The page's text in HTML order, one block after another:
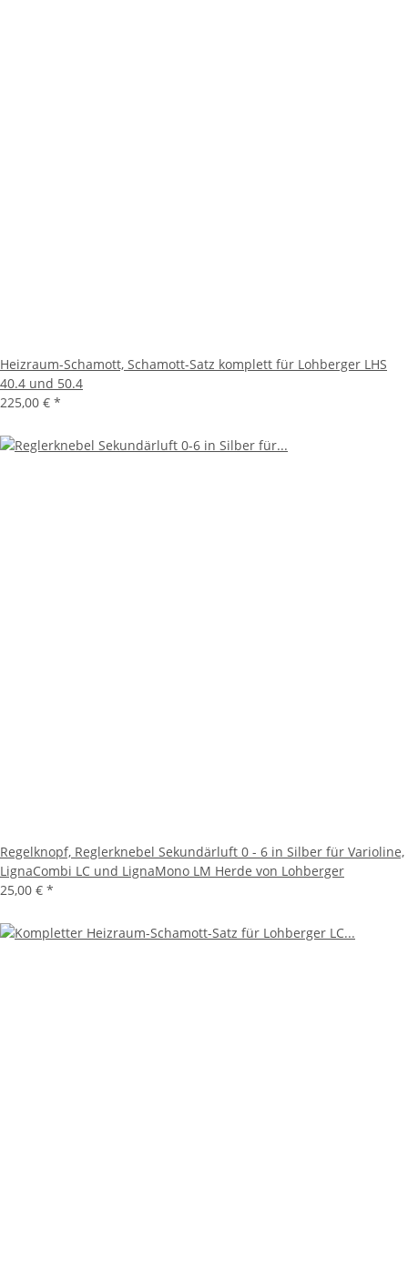
Heizraum-Schamott, Schamott-Satz komplett für Lohberger LHS
40.4 und 50.4
225,00 € *
Regelknopf, Reglerknebel Sekundärluft 0 - 6 in Silber für Varioline,
LignaCombi LC und LignaMono LM Herde von Lohberger
25,00 € *